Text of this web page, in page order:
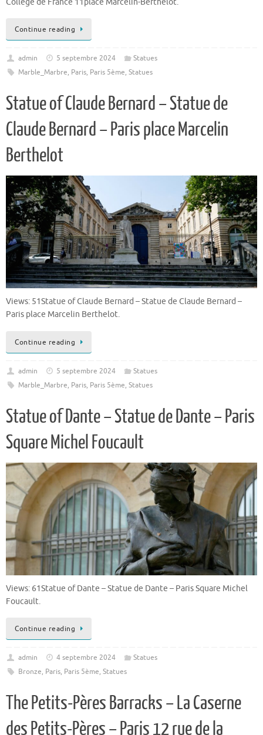
Continue reading
admin 5 septembre 2024
Statues
Marble_Marbre, Paris, Paris 5ème, Statues
Statue of Claude Bernard – Statue de
Claude Bernard – Paris place Marcelin
Berthelot
Views: 51Statue of Claude Bernard – Statue de Claude Bernard –
Paris place Marcelin Berthelot.
Continue reading
admin 5 septembre 2024
Statues
Marble_Marbre, Paris, Paris 5ème, Statues
Statue of Dante – Statue de Dante – Paris
Square Michel Foucault
Views: 61Statue of Dante – Statue de Dante – Paris Square Michel
Foucault.
Continue reading
admin 4 septembre 2024
Statues
Bronze, Paris, Paris 5ème, Statues
The Petits-Pères Barracks – La Caserne
des Petits-Pères – Paris 12 rue de la